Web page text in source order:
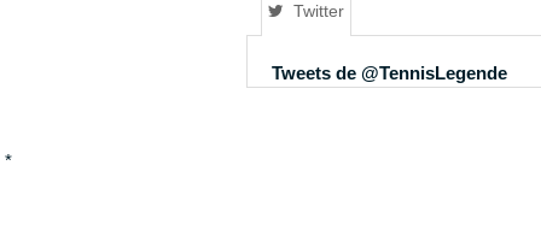
*
Twitter
Tweets de @TennisLegende